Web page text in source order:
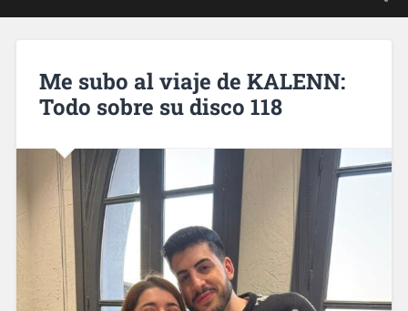
Me subo al viaje de KALENN:
Todo sobre su disco 118